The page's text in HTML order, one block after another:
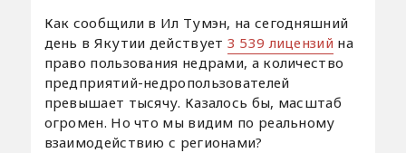
Как сообщили в Ил Тумэн, на сегодняшний
день в Якутии действует 3 539 лицензий на
право пользования недрами, а количество
предприятий-недропользователей
превышает тысячу. Казалось бы, масштаб
огромен. Но что мы видим по реальному
взаимодействию с регионами?